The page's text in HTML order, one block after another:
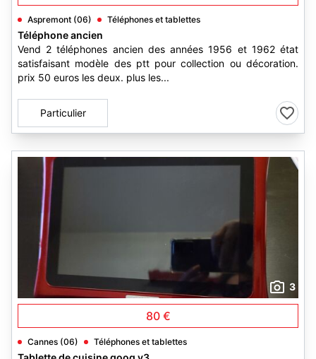
Aspremont (06) Téléphones et tablettes
Téléphone ancien
Vend 2 téléphones ancien des années 1956 et 1962 état
satisfaisant modèle des ptt pour collection ou décoration.
prix 50 euros les deux. plus les...
Particulier
3
80 €
Cannes (06) Téléphones et tablettes